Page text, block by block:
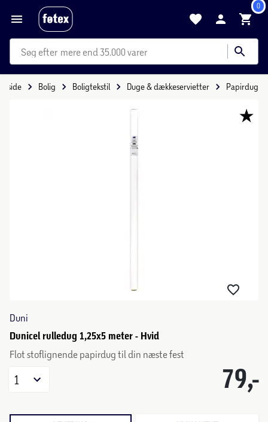
0
mere end 35.000 varer
Bolig Boligtekstil Duge & dækkeservietter Papirdug
Duni
Dunicel rulledug 1,25x5 meter - Hvid
Flot stoflignende papirdug til din næste fest
79,-
1